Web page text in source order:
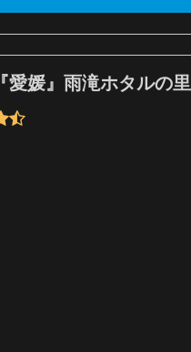
『愛媛』雨滝ホタルの里